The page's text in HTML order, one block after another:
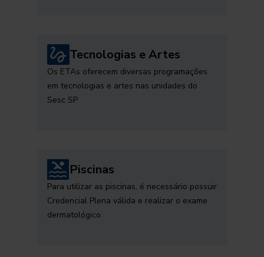
Tecnologias e Artes
Os ETAs oferecem diversas programações
em tecnologias e artes nas unidades do
Sesc SP
Piscinas
Para utilizar as piscinas, é necessário possuir
Credencial Plena válida e realizar o exame
dermatológico